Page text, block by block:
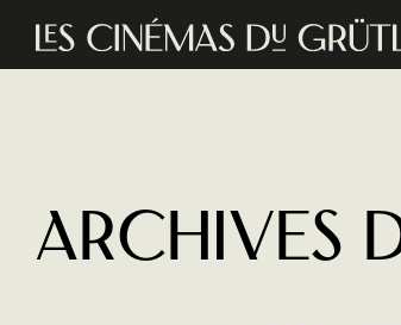
Aller au contenu principal
Archives